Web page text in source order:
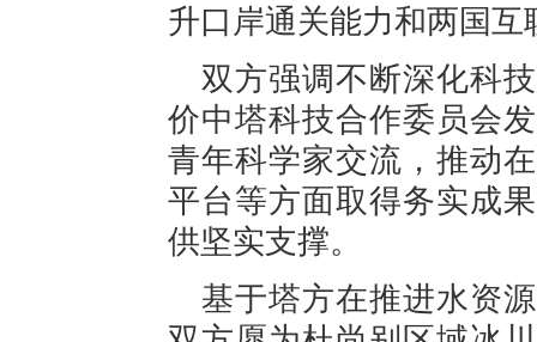
升口岸通关能力和两国互
双方强调不断深化科
价中塔科技合作委员会
青年科学家交流，推动
平台等方面取得务实成
供坚实支撑。
基于塔方在推进水资